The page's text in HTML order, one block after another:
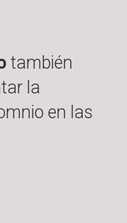
también
la
en las